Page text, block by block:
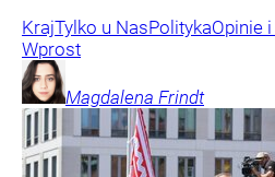
KrajTylko u NasPolitykaOpinie
Wprost
Magdalena Frindt